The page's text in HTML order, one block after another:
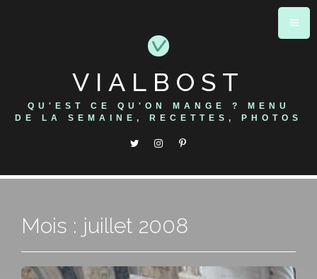
VIALBOST
QU'EST CE QU'ON MANGE ? MENU
DE LA SEMAINE, RECETTES, PHOTOS
Mois : juillet 2008